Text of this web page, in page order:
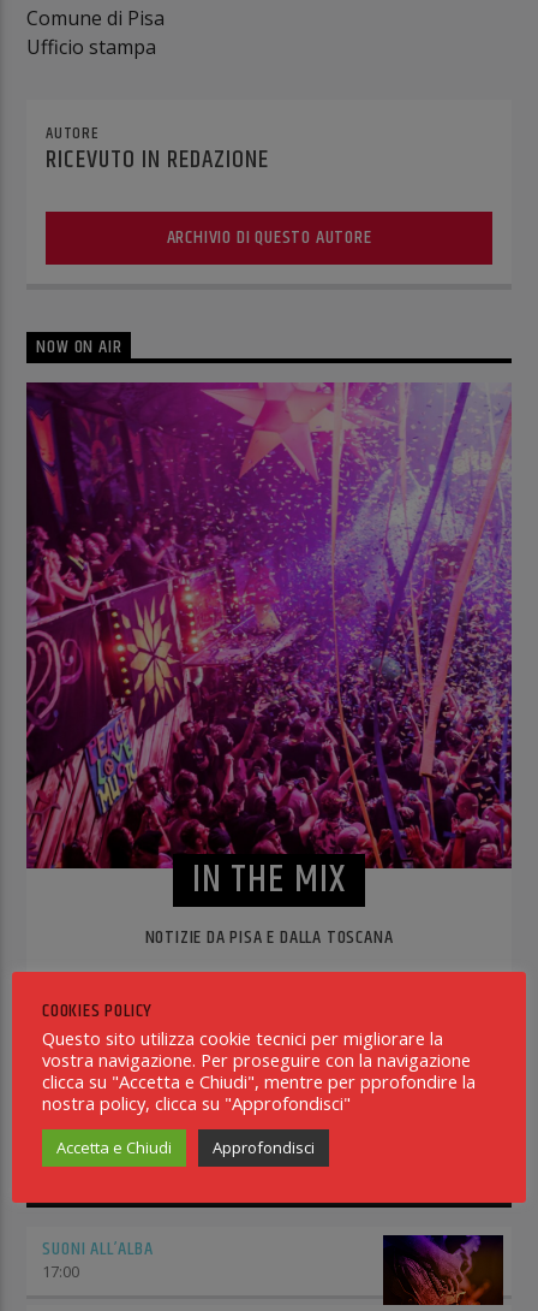
Comune di Pisa
Ufficio stampa
AUTORE
RICEVUTO IN REDAZIONE
ARCHIVIO DI QUESTO AUTORE
NOW ON AIR
IN THE MIX
NOTIZIE DA PISA E DALLA TOSCANA
Dal periodo d'oro della dance music, ovvero i 70 fino al
giorno d'oggi! Un viaggio nella musica che ci ha fatto ballare
INFO AND EPISODES
SUONI ALL’ALBA
17:00
COOKIES POLICY
Questo sito utilizza cookie tecnici per migliorare la
vostra navigazione. Per proseguire con la navigazione
clicca su "Accetta e Chiudi", mentre per pprofondire la
nostra policy, clicca su "Approfondisci"
Accetta e Chiudi Approfondisci